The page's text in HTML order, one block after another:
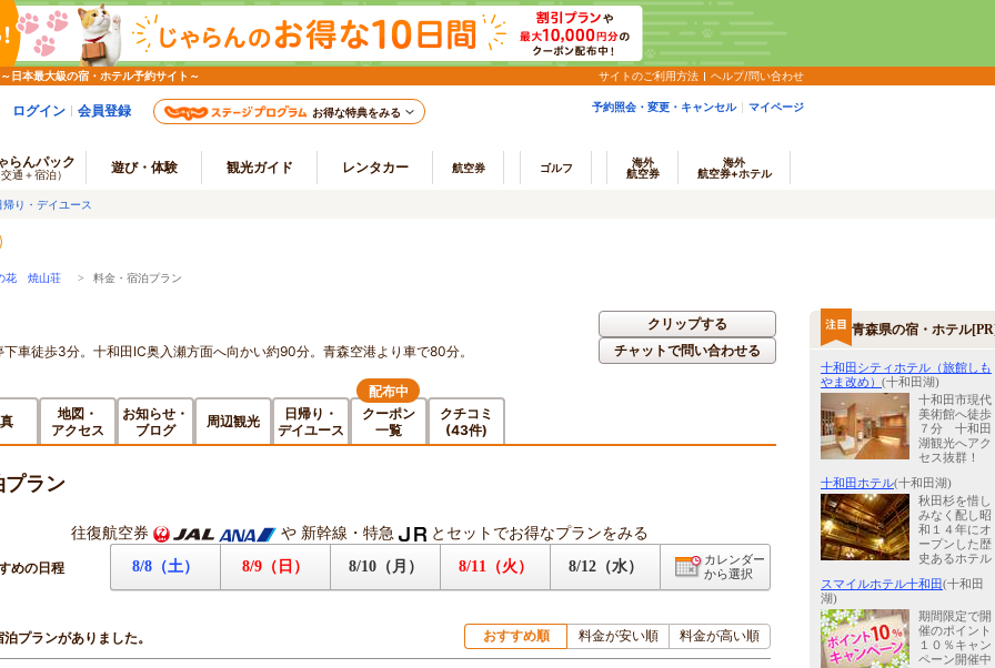
日本最大級の宿・ホテル予約サイト～ サイトのご利用方法 ヘルプ/問い合わせ
ログイン 会員登録 お得な特典をみる 予約照会・変更・キャンセル マイページ
らんパック
通＋宿泊） 遊び・体験 観光ガイド レンタカー 航空券 ゴルフ
海外
航空券
海外
航空券+ホテル
帰り・デイユース
花 焼山荘 > 料金・宿泊プラン
車徒歩3分。十和田IC奥入瀬方面へ向かい約90分。青森空港より車で80分。
クリップする
チャットで問い合わせる
地図・
アクセス
お知らせ・
ブログ
周辺観光
日帰り・
デイユース
クーポン
一覧
配布中
クチコミ
(43件)
ラン
往復航空券 や 新幹線・特急 とセットでお得なプランをみる
めの日程 8/8（土） 8/9（日） 8/10（月） 8/11（火） 8/12（水）
カレンダー
から選択
プランがありました。 おすすめ順 料金が安い順 料金が高い順
青森県の宿・ホテル
十和田シティホテル（旅館しも
やま改め） (十和田湖)
十和田市現代
美術館へ徒歩
７分 十和田
湖観光へアク
セス抜群！
十和田ホテル(十和田湖)
秋田杉を惜し
みなく配し昭
和１４年にオ
ープンした歴
史あるホテル
スマイルホテル十和田(十和田
湖)
期間限定で開
催のポイント
１０％キャン
ペーン開催中